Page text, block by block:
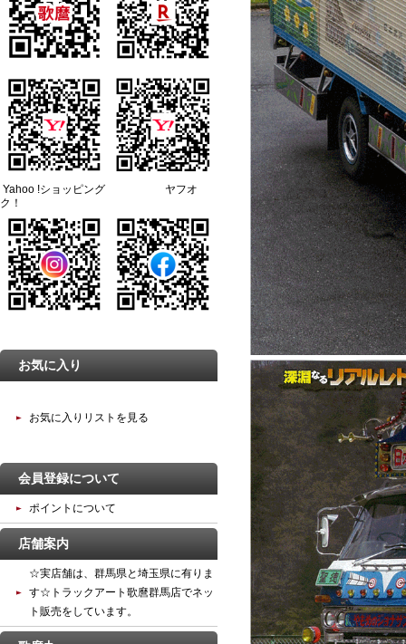
Yahoo !ショッピング ヤフオ
ク！
お気に入り
お気に入りリストを見る
会員登録について
ポイントについて
店舗案内
☆実店舗は、群馬県と埼玉県に有りま
す☆トラックアート歌麿群馬店でネッ
ト販売をしています。